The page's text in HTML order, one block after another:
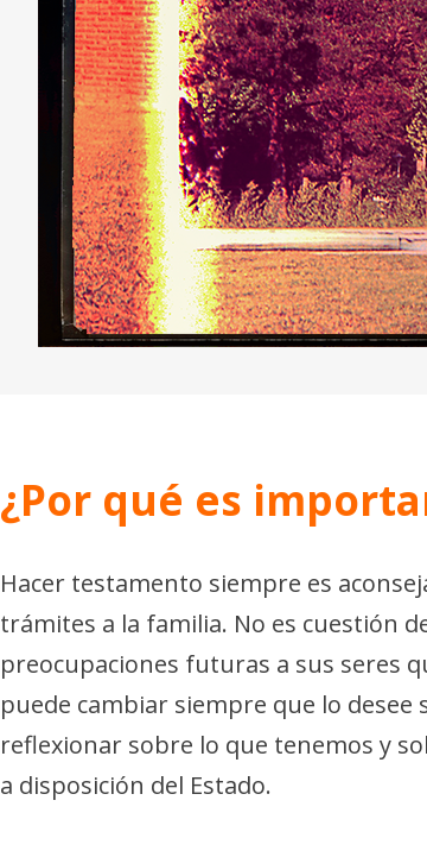
¿Por qué es
Hacer testamento siempre es
trámites a la familia. No es cuestión
preocupaciones futuras a sus seres
puede cambiar siempre que lo
reflexionar sobre lo que tenemos y
a disposición del Estado.